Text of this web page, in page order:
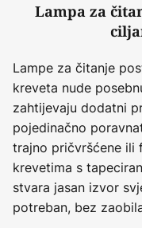
Lampa za
Lampe za čitanje
kreveta nude
zahtijevaju dodatni
pojedinačno
trajno pričvršćene ili
krevetima s
stvara jasan izvor
potreban, bez